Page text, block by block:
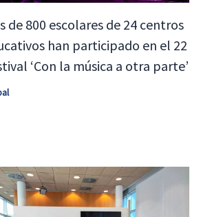
de 800 escolares de 24 centros
han participado en el 22
‘Con la música a otra parte’